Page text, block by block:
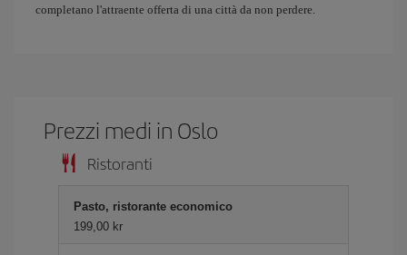
completano l'attraente offerta di una città da non perdere.
Prezzi medi in Oslo
Ristoranti
Pasto, ristorante economico
199,00 kr